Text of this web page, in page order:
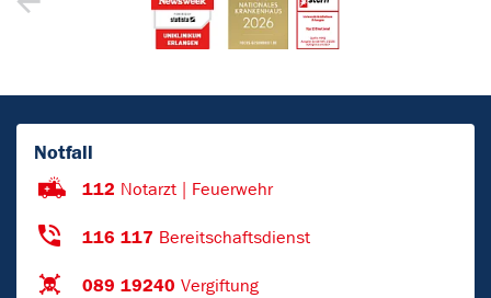
Notfall
112 Notarzt | Feuerwehr
116 117 Bereitschaftsdienst
089 19240 Vergiftung